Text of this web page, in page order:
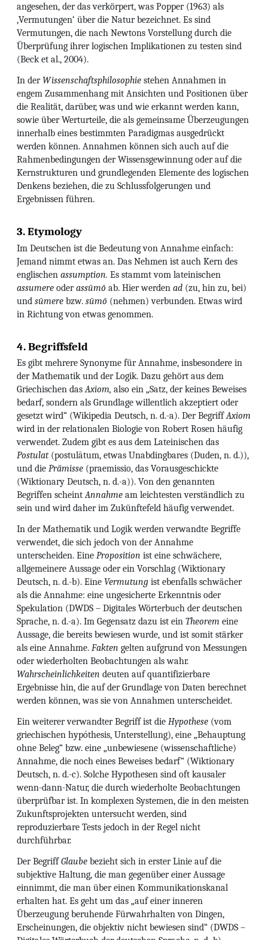
angesehen, der das verkörpert, was Popper (1963) als
‚Vermutungen‘ über die Natur bezeichnet. Es sind
Vermutungen, die nach Newtons Vorstellung durch die
Überprüfung ihrer logischen Implikationen zu testen sind
(Beck et al., 2004).
In derWissenschaftsphilosophie stehen Annahmen in
engem Zusammenhang mit Ansichten und Positionen über
die Realität, darüber, was und wie erkannt werden kann,
sowie über Werturteile, die als gemeinsame Überzeugungen
innerhalb eines bestimmten Paradigmas ausgedrückt
werden können. Annahmen können sich auch auf die
Rahmenbedingungen der Wissensgewinnung oder auf die
Kernstrukturen und grundlegenden Elemente des logischen
Denkens beziehen, die zu Schlussfolgerungen und
Ergebnissen führen.
3. Etymology
Im Deutschen ist die Bedeutung von Annahme einfach:
Jemand nimmt etwas an. Das Nehmen ist auch Kern des
englischen assumption. Es stammt vom lateinischen
assumere oderassūmō ab. Hier werden ad (zu, hin zu, bei)
und sūmere bzw. sūmō (nehmen) verbunden. Etwas wird
in Richtung von etwas genommen.
4. Begriffsfeld
Es gibt mehrere Synonyme für Annahme, insbesondere in
der Mathematik und der Logik. Dazu gehört aus dem
Griechischen dasAxiom, also ein „Satz, der keines Beweises
bedarf, sondern als Grundlage willentlich akzeptiert oder
gesetzt wird“ (Wikipedia Deutsch, n. d.-a). Der BegriffAxiom
wird in der relationalen Biologie von Robert Rosen häufig
verwendet. Zudem gibt es aus dem Lateinischen das
Postulat(postulātum, etwas Unabdingbares (Duden, n. d.)),
und die Prämisse (praemissio, das Vorausgeschickte
(Wiktionary Deutsch, n. d.-a)). Von den genannten
Begriffen scheintAnnahme am leichtesten verständlich zu
sein und wird daher im Zukünftefeld häufig verwendet.
In der Mathematik und Logik werden verwandte Begriffe
verwendet, die sich jedoch von der Annahme
unterscheiden. Eine Proposition ist eine schwächere,
allgemeinere Aussage oder ein Vorschlag (Wiktionary
Deutsch, n. d.-b). Eine Vermutung ist ebenfalls schwächer
als die Annahme: eine ungesicherte Erkenntnis oder
Spekulation (DWDS – Digitales Wörterbuch der deutschen
Sprache, n. d.-a). Im Gegensatz dazu ist ein Theorem eine
Aussage, die bereits bewiesen wurde, und ist somit stärker
als eine Annahme. Fakten gelten aufgrund von Messungen
oder wiederholten Beobachtungen als wahr.
Wahrscheinlichkeiten deuten auf quantifizierbare
Ergebnisse hin, die auf der Grundlage von Daten berechnet
werden können, was sie von Annahmen unterscheidet.
Ein weiterer verwandter Begriff ist die Hypothese (vom
griechischen hypóthesis, Unterstellung), eine „Behauptung
ohne Beleg“ bzw. eine „unbewiesene (wissenschaftliche)
Annahme, die noch eines Beweises bedarf“ (Wiktionary
Deutsch, n. d.-c). Solche Hypothesen sind oft kausaler
wenn-dann-Natur, die durch wiederholte Beobachtungen
überprüfbar ist. In komplexen Systemen, die in den meisten
Zukunftsprojekten untersucht werden, sind
reproduzierbare Tests jedoch in der Regel nicht
durchführbar.
Der BegriffGlaube bezieht sich in erster Linie auf die
subjektive Haltung, die man gegenüber einer Aussage
einnimmt, die man über einen Kommunikationskanal
erhalten hat. Es geht um das „auf einer inneren
Überzeugung beruhende Fürwahrhalten von Dingen,
Erscheinungen, die objektiv nicht bewiesen sind“ (DWDS –